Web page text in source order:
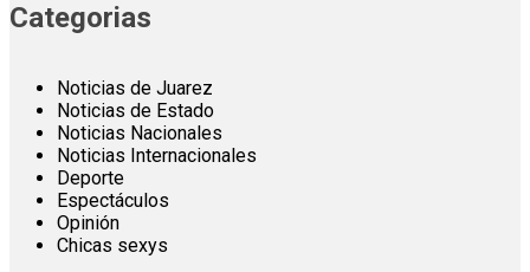
Categorias
Noticias de Juarez
Noticias de Estado
Noticias Nacionales
Noticias Internacionales
Deporte
Espectáculos
Opinión
Chicas sexys